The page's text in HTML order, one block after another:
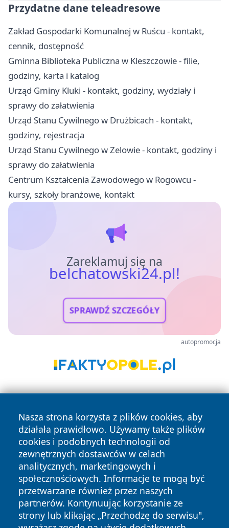
Przydatne dane teleadresowe
Zakład Gospodarki Komunalnej w Ruścu - kontakt,
cennik, dostępność
Gminna Biblioteka Publiczna w Kleszczowie - filie,
godziny, karta i katalog
Urząd Gminy Kluki - kontakt, godziny, wydziały i
sprawy do załatwienia
Urząd Stanu Cywilnego w Drużbicach - kontakt,
godziny, rejestracja
Urząd Stanu Cywilnego w Zelowie - kontakt, godziny i
sprawy do załatwienia
Centrum Kształcenia Zawodowego w Rogowcu -
kursy, szkoły branżowe, kontakt
Zareklamuj się na
belchatowski24.pl!
SPRAWDŹ SZCZEGÓŁY
autopromocja
Nasza strona korzysta z plików cookies, aby
działała prawidłowo. Używamy także plików
cookies i podobnych technologii od
zewnętrznych dostawców w celach
analitycznych, marketingowych i
społecznościowych. Informacje te mogą być
przetwarzane również przez naszych
partnerów. Kontynuując korzystanie ze
strony lub klikając „Przechodzę do serwisu",
Copyright © 2026 belchatowski24.pl Wszystkie prawa
zastrzeżone.
News Autorzy
Polityka
Prywatności
Polityka
Cookies